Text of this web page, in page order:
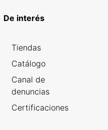
De interés
Tiendas
Catálogo
Canal de
denuncias
Certificaciones